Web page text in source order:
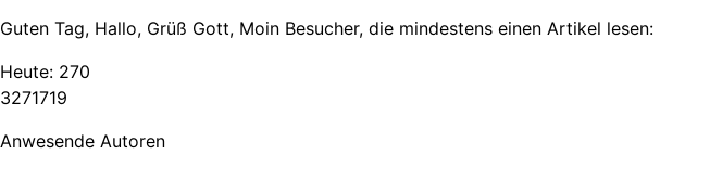
Guten Tag, Hallo, Grüß Gott, Moin Besucher, die mindestens einen Artikel lesen:
Heute: 270
3271719
Anwesende Autoren